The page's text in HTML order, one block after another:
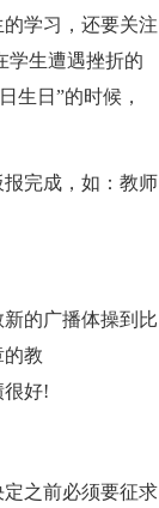
学习，还要关注
学生遭遇挫折的
生日”的时候，
完成，如：教师
的广播体操到比
教
很好!
之前必须要征求